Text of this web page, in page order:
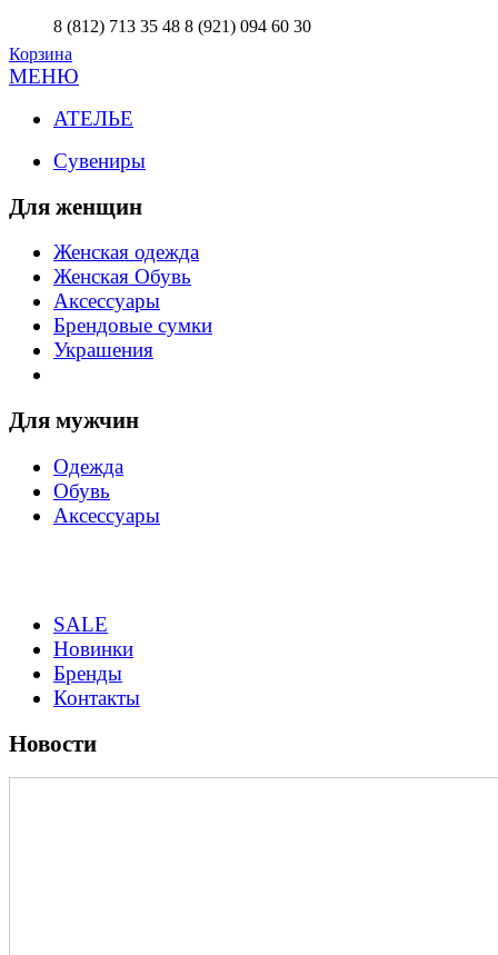
8 (812) 713 35 48 8 (921) 094 60 30
Корзина
МЕНЮ
АТЕЛЬЕ
Сувениры
Для женщин
Женская одежда
Женская Обувь
Аксессуары
Брендовые сумки
Украшения
Для мужчин
Одежда
Обувь
Аксессуары
SALE
Новинки
Бренды
Контакты
Новости